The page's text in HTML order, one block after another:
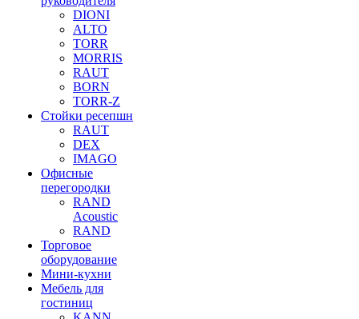
DIONI
ALTO
TORR
MORRIS
RAUT
BORN
TORR-Z
Стойки ресепшн
RAUT
DEX
IMAGO
Офисные
перегородки
RAND
Acoustic
RAND
Торговое
оборудование
Мини-кухни
Мебель для
гостиниц